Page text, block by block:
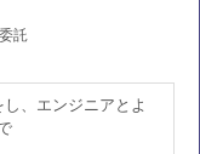
託
、エンジニアとよ